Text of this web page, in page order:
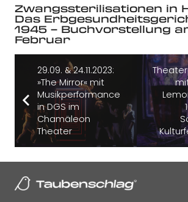
Zwangssterilisationen in
Das
1945 – Buchvorstellung
Februar
29.09. & 24.11.2023:
»The Mirror« mit
Musikperformance
in DGS im
Chamäleon
Theater